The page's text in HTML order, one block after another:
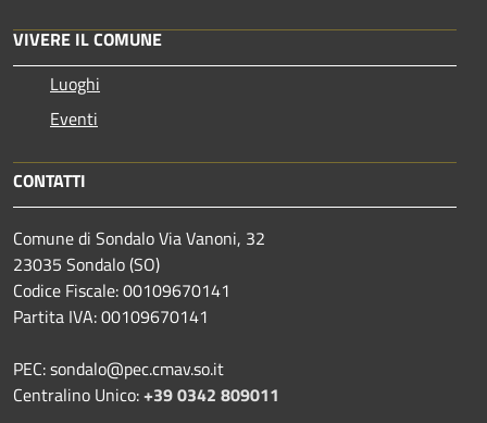
VIVERE IL COMUNE
Luoghi
Eventi
CONTATTI
Comune di Sondalo Via Vanoni, 32
23035 Sondalo (SO)
Codice Fiscale: 00109670141
Partita IVA: 00109670141
PEC: sondalo@pec.cmav.so.it
Centralino Unico:+39 0342 809011